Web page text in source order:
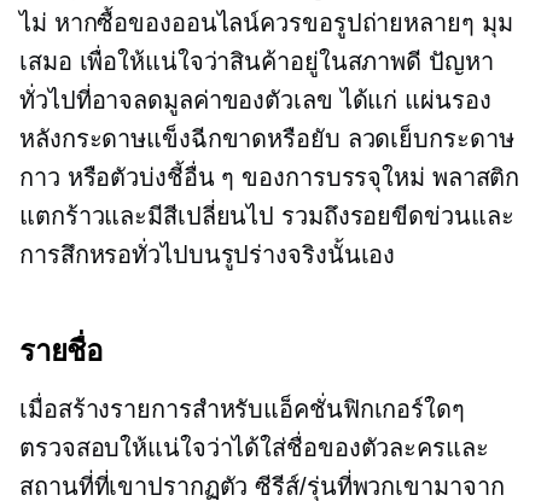
ไม่ หากซื้อของออนไลน์ควรขอรูปถ่ายหลายๆ มุม
เสมอ เพื่อให้แน่ใจว่าสินค้าอยู่ในสภาพดี ปัญหา
ทั่วไปที่อาจลดมูลค่าของตัวเลข ได้แก่ แผ่นรอง
หลังกระดาษแข็งฉีกขาดหรือยับ ลวดเย็บกระดาษ
กาว หรือตัวบ่งชี้อื่น ๆ ของการบรรจุใหม่ พลาสติก
แตกร้าวและมีสีเปลี่ยนไป รวมถึงรอยขีดข่วนและ
การสึกหรอทั่วไปบนรูปร่างจริงนั้นเอง
รายชื่อ
เมื่อสร้างรายการสำหรับแอ็คชั่นฟิกเกอร์ใดๆ
ตรวจสอบให้แน่ใจว่าได้ใส่ชื่อของตัวละครและ
สถานที่ที่เขาปรากฏตัว ซีรีส์/รุ่นที่พวกเขามาจาก